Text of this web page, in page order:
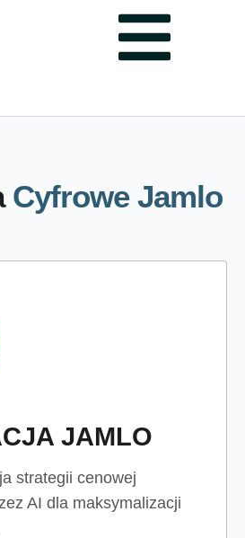
Cyfrowe Jamlo
JAMLO
strategii cenowej
AI dla maksymalizacji